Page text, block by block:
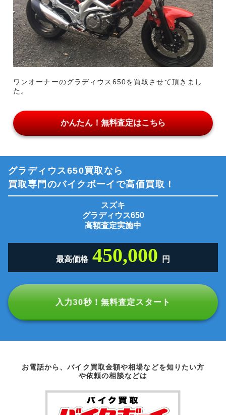
ワンオーナーのグラディウス650を買取させて頂きまし
た。
かんたん！無料査定はこちら
グラディウス650買取なら
買取専門のバイクボーイで高価買取！
スズキ
グラディウス650
高額査定実施中
最高価格 450,000 円
入力30秒！無料査定スタート
お電話から、バイク買取金額や相場などを知りたい方
や依頼の相談などは